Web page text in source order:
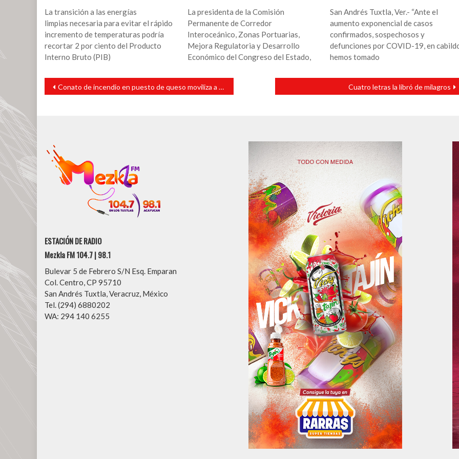
La transición a las energías
limpias necesaria para evitar el rápido
incremento de temperaturas podría
recortar 2 por ciento del Producto
Interno Bruto (PIB)
La presidenta de la Comisión
Permanente de Corredor
Interoceánico, Zonas Portuarias,
Mejora Regulatoria y Desarrollo
Económico del Congreso del Estado,
San Andrés Tuxtla, Ver.- “Ante el
aumento exponencial de casos
confirmados, sospechosos y
defunciones por COVID-19, en
hemos tomado
Navegación
entradas
Conato de incendio en puesto de queso moviliza a los cuerpos de emergencia Cuatro letras la libró de milagros
ESTACIÓN DE RADIO
Mezkla FM 104.7 | 98.1
Bulevar 5 de Febrero S/N Esq. Emparan
Col. Centro, CP 95710
San Andrés Tuxtla, Veracruz, México
Tel. (294) 6880202
WA: 294 140 6255